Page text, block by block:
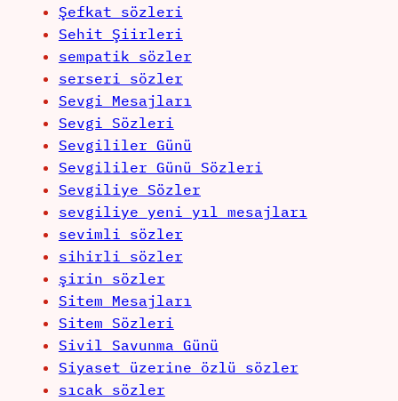
Şefkat sözleri
Sehit Şiirleri
sempatik sözler
serseri sözler
Sevgi Mesajları
Sevgi Sözleri
Sevgililer Günü
Sevgililer Günü Sözleri
Sevgiliye Sözler
sevgiliye yeni yıl mesajları
sevimli sözler
sihirli sözler
şirin sözler
Sitem Mesajları
Sitem Sözleri
Sivil Savunma Günü
Siyaset üzerine özlü sözler
sıcak sözler